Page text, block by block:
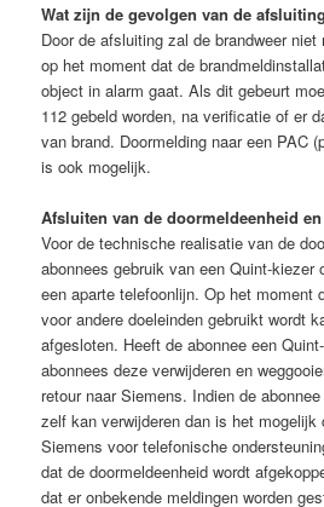
Wat zijn de gevolgen van de
Door de afsluiting zal de brandweer
op het moment dat de
object in alarm gaat. Als dit gebeurt
112 gebeld worden, na verificatie of er
van brand. Doormelding naar een PAC
is ook mogelijk.
Afsluiten van de doormeldeenheid
Voor de technische realisatie van de
abonnees gebruik van een Quint-kiezer
een aparte telefoonlijn. Op het moment
voor andere doeleinden gebruikt wordt
afgesloten. Heeft de abonnee een
abonnees deze verwijderen en
retour naar Siemens. Indien de
zelf kan verwijderen dan is het
Siemens voor telefonische
dat de doormeldeenheid wordt
dat er onbekende meldingen worden